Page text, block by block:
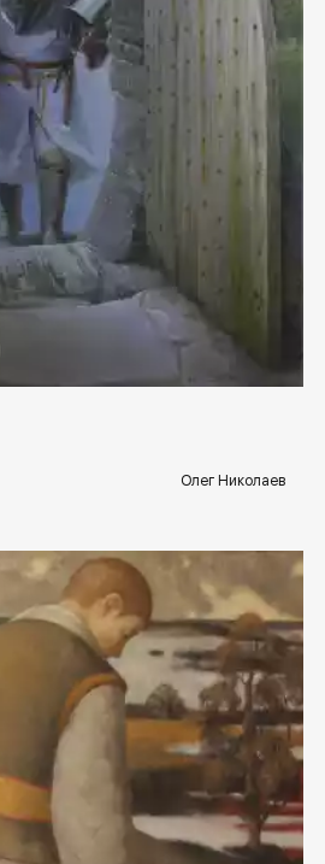
rakovgallery.ru
Олег Николаев